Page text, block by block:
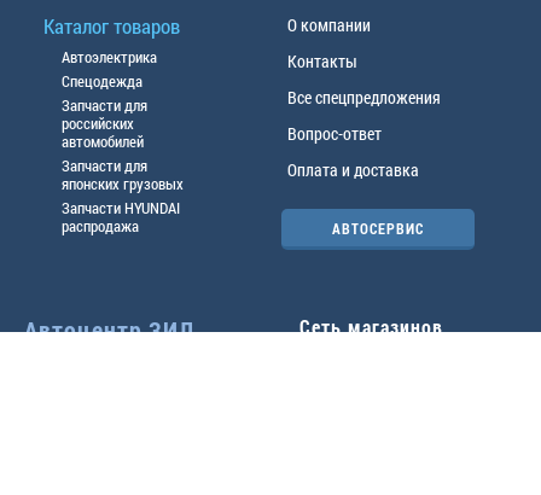
Каталог товаров
Автоэлектрика
Спецодежда
Запчасти для
российских
автомобилей
Запчасти для
японских грузовых
Запчасти HYUNDAI
распродажа
О компании
Контакты
Все спецпредложения
Вопрос-ответ
Оплата и доставка
АВТОСЕРВИС
Автоцентр ЗИЛ
Сеть магазинов